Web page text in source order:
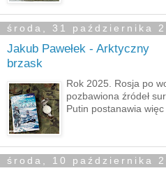
środa, 31 października
Jakub Pawełek - Arktyczny
brzask
Rok 2025. Rosja po
pozbawiona źródeł
Putin postanawia więc
środa, 10 października